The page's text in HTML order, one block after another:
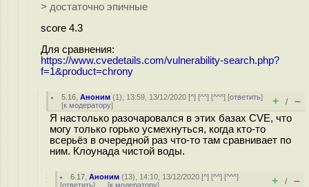
> достаточно эпичные
score 4.3
Для сравнения:
https://www.cvedetails.com/vulnerability-search.php?
f=1&product=chrony
5.16 ,Аноним (1), 13:59, 13/12/2020 [^] [^^] [^^^] [ответить]
[к модератору] + / –
Я настолько разочаровался в этих базах CVE, что
могу только горько усмехнуться, когда кто-то
всерьёз в очередной раз что-то там сравнивает по
ним. Клоунада чистой воды.
6.17 ,Аноним (13), 14:10, 13/12/2020 [^] [^^] [^^^]
[ответить] [к модератору] + / –